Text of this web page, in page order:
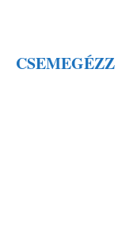
CSEMEGÉZZ